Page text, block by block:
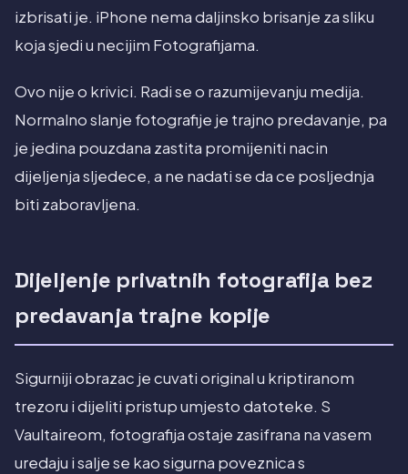
izbrisati je. iPhone nema daljinsko brisanje za sliku
koja sjedi u necijim Fotografijama.
Ovo nije o krivici. Radi se o razumijevanju medija.
Normalno slanje fotografije je trajno predavanje, pa
je jedina pouzdana zastita promijeniti nacin
dijeljenja sljedece, a ne nadati se da ce posljednja
biti zaboravljena.
Dijeljenje privatnih fotografija bez
predavanja trajne kopije
Sigurniji obrazac je cuvati original u kriptiranom
trezoru i dijeliti pristup umjesto datoteke. S
Vaultaireom, fotografija ostaje zasifrana na vasem
uredaju i salje se kao sigurna poveznica s